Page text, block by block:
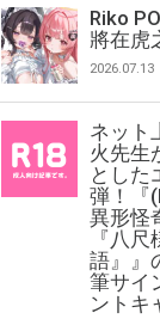
Riko
將在虎
2026.07.13
ネット
火先生
とした
弾！『
異形怪
『八
語』』
筆サイ
ントキ